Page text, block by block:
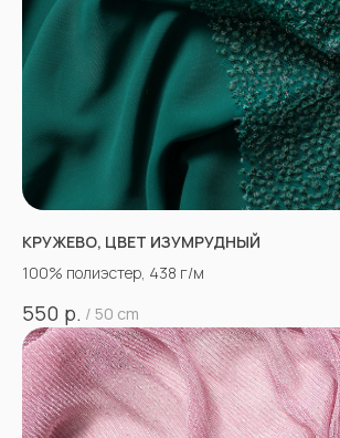
КРУЖЕВО, ЦВЕТ ИЗУМРУДНЫЙ
100% полиэстер, 438 г/м
550 р. / 50 cm